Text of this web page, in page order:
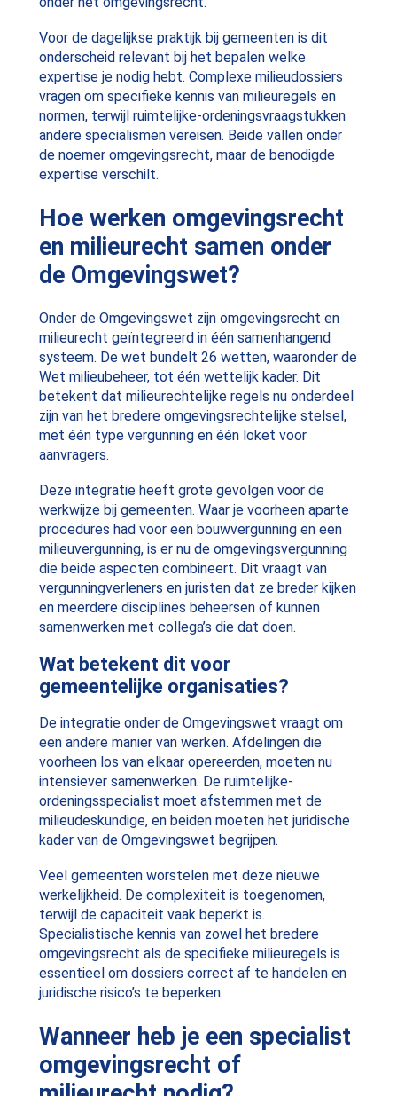
Voor de dagelijkse praktijk bij gemeenten is dit
onderscheid relevant bij het bepalen welke
expertise je nodig hebt. Complexe milieudossiers
vragen om specifieke kennis van milieuregels en
normen, terwijl ruimtelijke-ordeningsvraagstukken
andere specialismen vereisen. Beide vallen onder
de noemer omgevingsrecht, maar de benodigde
expertise verschilt.
Hoe werken omgevingsrecht
en milieurecht samen onder
de Omgevingswet?
Onder de Omgevingswet zijn omgevingsrecht en
milieurecht geïntegreerd in één samenhangend
systeem. De wet bundelt 26 wetten, waaronder de
Wet milieubeheer, tot één wettelijk kader. Dit
betekent dat milieurechtelijke regels nu onderdeel
zijn van het bredere omgevingsrechtelijke stelsel,
met één type vergunning en één loket voor
aanvragers.
Deze integratie heeft grote gevolgen voor de
werkwijze bij gemeenten. Waar je voorheen aparte
procedures had voor een bouwvergunning en een
milieuvergunning, is er nu de omgevingsvergunning
die beide aspecten combineert. Dit vraagt van
vergunningverleners en juristen dat ze breder kijken
en meerdere disciplines beheersen of kunnen
samenwerken met collega’s die dat doen.
Wat betekent dit voor
gemeentelijke organisaties?
De integratie onder de Omgevingswet vraagt om
een andere manier van werken. Afdelingen die
voorheen los van elkaar opereerden, moeten nu
intensiever samenwerken. De ruimtelijke-
ordeningsspecialist moet afstemmen met de
milieudeskundige, en beiden moeten het juridische
kader van de Omgevingswet begrijpen.
Veel gemeenten worstelen met deze nieuwe
werkelijkheid. De complexiteit is toegenomen,
terwijl de capaciteit vaak beperkt is.
Specialistische kennis van zowel het bredere
omgevingsrecht als de specifieke milieuregels is
essentieel om dossiers correct af te handelen en
juridische risico’s te beperken.
Wanneer heb je een specialist
omgevingsrecht of